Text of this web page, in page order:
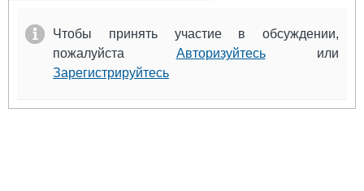
Чтобы принять участие в обсуждении,
пожалуйста Авторизуйтесьили
Зарегистрируйтесь